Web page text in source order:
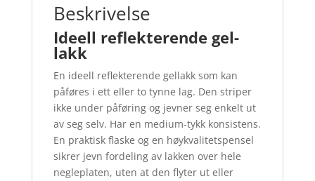
Beskrivelse
Ideell reflekterende gel­
lakk
En ideell reflekterende gel­lakk som kan
påføres i ett eller to tynne lag. Den striper
ikke under påføring og jevner seg enkelt ut
av seg selv. Har en medium-tykk konsistens.
En praktisk flaske og en høykvalitetspensel
sikrer jevn fordeling av lakken over hele
negleplaten, uten at den flyter ut eller